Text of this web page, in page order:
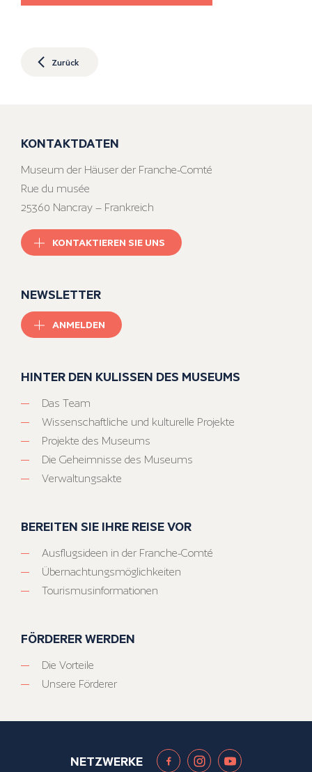
Zurück
KONTAKTDATEN
Museum der Häuser der Franche-Comté
Rue du musée
25360 Nancray – Frankreich
KONTAKTIEREN SIE UNS
NEWSLETTER
ANMELDEN
HINTER DEN KULISSEN DES MUSEUMS
Das Team
Wissenschaftliche und kulturelle Projekte
Projekte des Museums
Die Geheimnisse des Museums
Verwaltungsakte
BEREITEN SIE IHRE REISE VOR
Ausflugsideen in der Franche-Comté
Übernachtungsmöglichkeiten
Tourismusinformationen
FÖRDERER WERDEN
Die Vorteile
Unsere Förderer
NETZWERKE